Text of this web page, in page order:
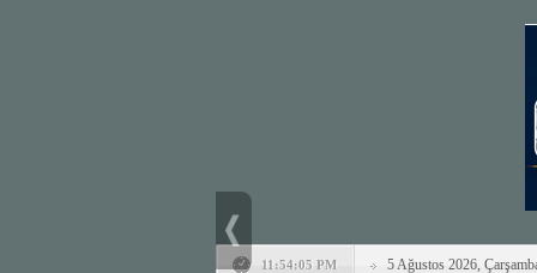
11:54:05 PM 5 Ağustos 2026,